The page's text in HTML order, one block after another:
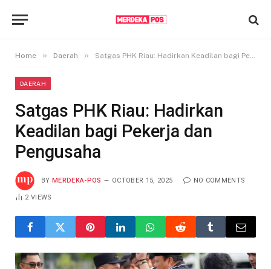
Home » Daerah » Satgas PHK Riau: Hadirkan Keadilan bagi Pekerja dan Pengusaha
DAERAH
Satgas PHK Riau: Hadirkan
Keadilan bagi Pekerja dan
Pengusaha
BY MERDEKA-POS OCTOBER 15, 2025 NO COMMENTS
2VIEWS